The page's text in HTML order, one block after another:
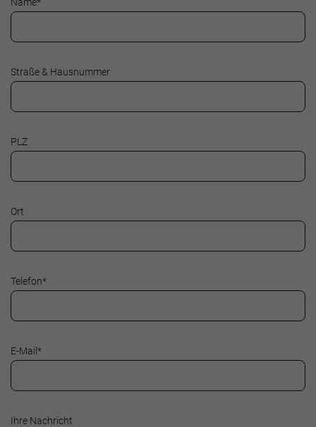
Straße & Hausnummer
PLZ
Ort
Telefon*
E-Mail*
Ihre Nachricht